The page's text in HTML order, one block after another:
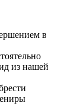
в
из нашей